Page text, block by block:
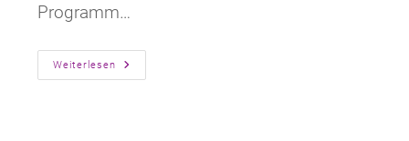
Programm…
Weiterlesen
Jubel,
Trubel,